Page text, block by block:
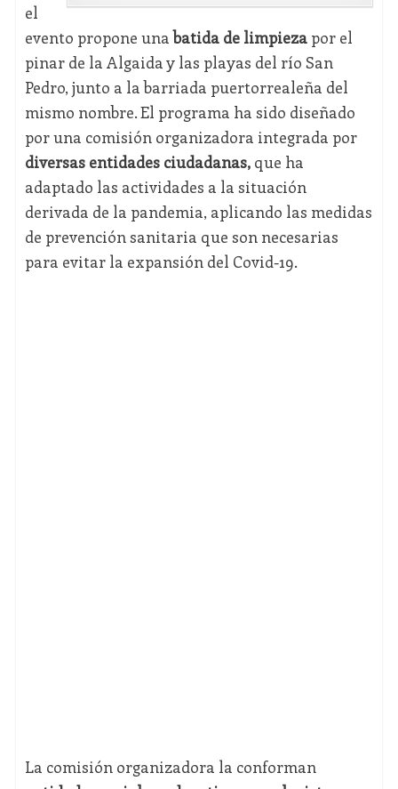
el
evento propone unabatida de limpiezapor el
pinar de la Algaida y las playas del río San
Pedro, junto a la barriada puertorrealeña del
mismo nombre. El programa ha sido diseñado
por una comisión organizadora integrada por
diversas entidades ciudadanas,que ha
adaptado las actividades a la situación
derivada de la pandemia, aplicando las medidas
de prevención sanitaria que son necesarias
para evitar la expansión del Covid-19.
La comisión organizadora la conforman